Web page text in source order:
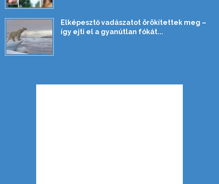
Elképesztő vadászatot örökítettek meg –
így ejti el a gyanútlan fókát...